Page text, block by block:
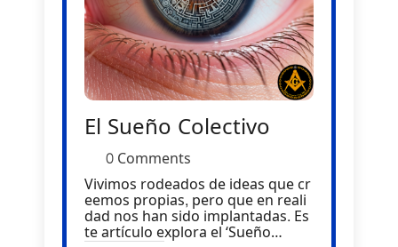
El Sueño Colectivo
0 Comments
Vivimos rodeados de ideas que cr
eemos propias, pero que en reali
dad nos han sido implantadas. Es
te artículo explora el ‘Sueño…